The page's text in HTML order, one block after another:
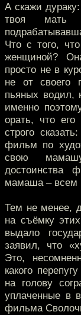
А скажи
твоя мать
Что с того,
женщиной?
просто не в
не от своего
пьяных водил,
именно
орать, что
строго
фильм по
свою
достоинства
мамаша – всем
Тем не менее,
на съёмку
выдало
заявил, что
Это,
какого
на голову
уплаченные в
фильма